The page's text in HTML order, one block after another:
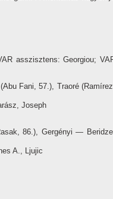
asszisztens: Georgiou;
Fani, 57.), Traoré
Joseph
86.), Gergényi —
A., Ljujic